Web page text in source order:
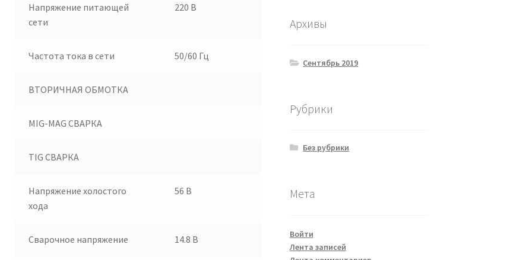
Напряжение питающей
сети
220 В
Частота тока в сети 50/60 Гц
ВТОРИЧНАЯ ОБМОТКА
MIG-MAG СВАРКА
TIG СВАРКА
Напряжение холостого
хода
56 В
Сварочное напряжение 14.8 В
Архивы
Сентябрь 2019
Рубрики
Без рубрики
Мета
Войти
Лента записей